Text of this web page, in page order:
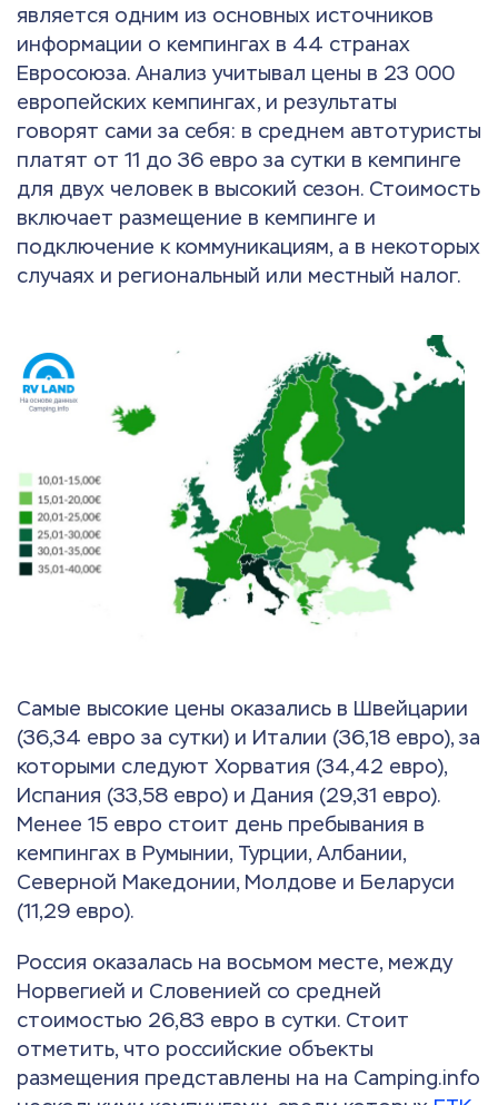
является одним из основных источников
информации о кемпингах в 44 странах
Евросоюза. Анализ учитывал цены в 23 000
европейских кемпингах, и результаты
говорят сами за себя: в среднем автотуристы
платят от 11 до 36 евро за сутки в кемпинге
для двух человек в высокий сезон. Стоимость
включает размещение в кемпинге и
подключение к коммуникациям, а в некоторых
случаях и региональный или местный налог.
Самые высокие цены оказались в Швейцарии
(36,34 евро за сутки) и Италии (36,18 евро), за
которыми следуют Хорватия (34,42 евро),
Испания (33,58 евро) и Дания (29,31 евро).
Менее 15 евро стоит день пребывания в
кемпингах в Румынии, Турции, Албании,
Северной Македонии, Молдове и Беларуси
(11,29 евро).
Россия оказалась на восьмом месте, между
Норвегией и Словенией со средней
стоимостью 26,83 евро в сутки. Стоит
отметить, что российские объекты
размещения представлены на на Camping.info